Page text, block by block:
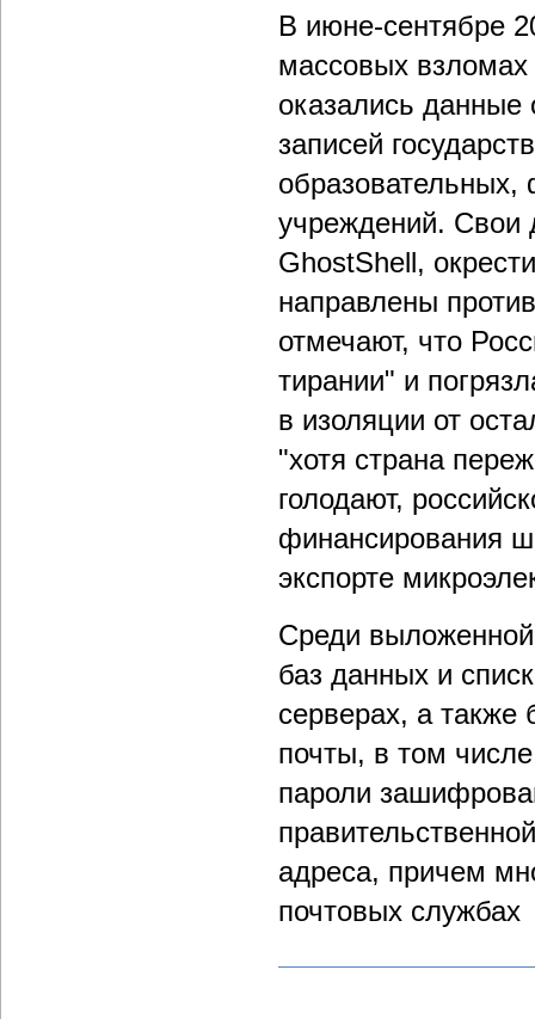
В июне-сентябре
массовых взломах
оказались данные
записей
образовательных,
учреждений. Свои
GhostShell,
направлены
отмечают, что
тирании" и
в изоляции от
"хотя страна
голодают,
финансирования
экспорте
Среди
баз данных и
серверах, а также
почты, в том
пароли
адреса, причем
почтовых службах